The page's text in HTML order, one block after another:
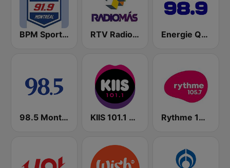
BPM Sports 91.9 FM RTV Radio Más Energie Québec 98.9 FM
98.5 Montréal KIIS 101.1 Melbourne Rythme 105.7 FM